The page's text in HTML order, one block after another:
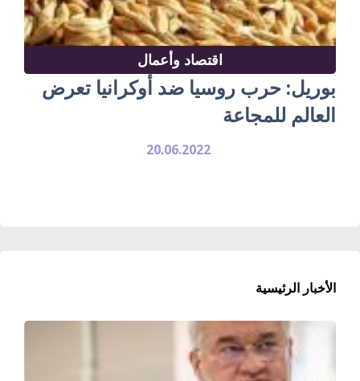
اقتصاد وأعمال
بوريل: حرب روسيا ضد أوكرانيا تعرض
العالم للمجاعة
20.06.2022
الأخبار الرئيسية